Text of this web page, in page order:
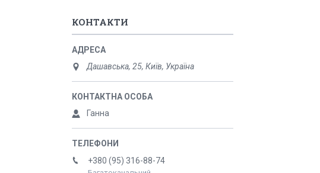
КОНТАКТИ
Дашавська, 25, Київ, Україна
Ганна
+380 (95) 316-88-74